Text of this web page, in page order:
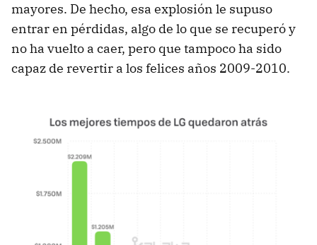
mayores. De hecho, esa explosión le supuso
entrar en pérdidas, algo de lo que se recuperó y
no ha vuelto a caer, pero que tampoco ha sido
capaz de revertir a los felices años 2009-2010.